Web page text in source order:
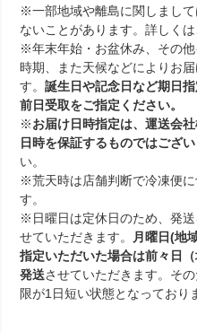
※一部地域や離島に関しまし
ないことがあります。詳しくは
※年末年始・お盆休み、その
時期、また天候などによりお
す。誕生日や記念日など期日
前日受取をご指定ください。
※お届け日時指定は、運送会
日時を保証するものではござ
い。
※荒天時は店舗判断で冷凍便
す。
※日曜日は定休日のため、発
せていただきます。
月曜日(地
指定いただいた場合は前々日
発送させていただきます。そ
限が1日短い状態となっており